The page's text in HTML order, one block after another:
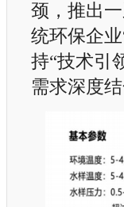
颈，推出
统环保企
持“技术引
需求深度